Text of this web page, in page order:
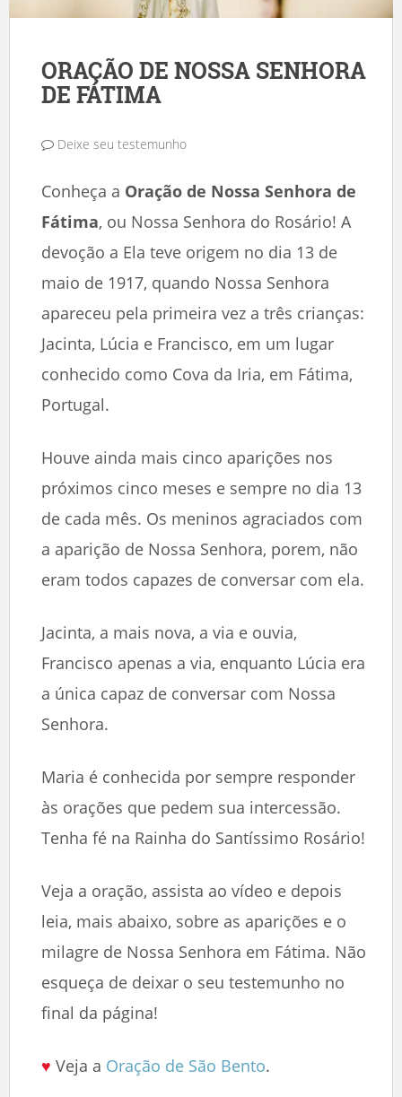
ORAÇÃO DE NOSSA SENHORA
DE FÁTIMA
Deixe seu testemunho
Conheça a Oração de Nossa Senhora de
Fátima, ou Nossa Senhora do Rosário! A
devoção a Ela teve origem no dia 13 de
maio de 1917, quando Nossa Senhora
apareceu pela primeira vez a três crianças:
Jacinta, Lúcia e Francisco, em um lugar
conhecido como Cova da Iria, em Fátima,
Portugal.
Houve ainda mais cinco aparições nos
próximos cinco meses e sempre no dia 13
de cada mês. Os meninos agraciados com
a aparição de Nossa Senhora, porem, não
eram todos capazes de conversar com ela.
Jacinta, a mais nova, a via e ouvia,
Francisco apenas a via, enquanto Lúcia era
a única capaz de conversar com Nossa
Senhora.
Maria é conhecida por sempre responder
às orações que pedem sua intercessão.
Tenha fé na Rainha do Santíssimo Rosário!
Veja a oração, assista ao vídeo e depois
leia, mais abaixo, sobre as aparições e o
milagre de Nossa Senhora em Fátima. Não
esqueça de deixar o seu testemunho no
final da página!
♥ Veja a Oração de São Bento.